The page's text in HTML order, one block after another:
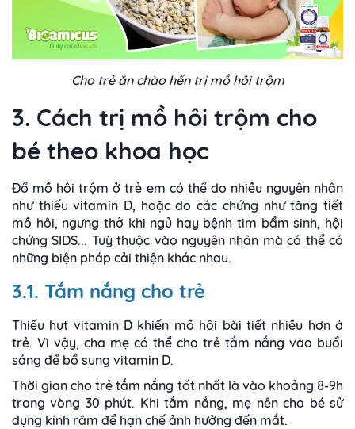
Cho trẻ ăn chào hến trị mồ hôi trộm
3. Cách trị mồ hôi trộm cho
bé theo khoa học
Đổ mồ hôi trộm ở trẻ em có thể do nhiều nguyên nhân
như thiếu vitamin D, hoặc do các chứng như tăng tiết
mồ hôi, ngưng thở khi ngủ hay bệnh tim bẩm sinh, hội
chứng SIDS... Tuỳ thuộc vào nguyên nhân mà có thể có
những biện pháp cải thiện khác nhau.
3.1. Tắm nắng cho trẻ
Thiếu hụt vitamin D khiến mồ hôi bài tiết nhiều hơn ở
trẻ. Vì vậy, cha mẹ có thể cho trẻ tắm nắng vào buổi
sáng để bổ sung vitamin D.
Thời gian cho trẻ tắm nắng tốt nhất là vào khoảng 8-9h
trong vòng 30 phút. Khi tắm nắng, mẹ nên cho bé sử
dụng kính râm để hạn chế ảnh hưởng đến mắt.